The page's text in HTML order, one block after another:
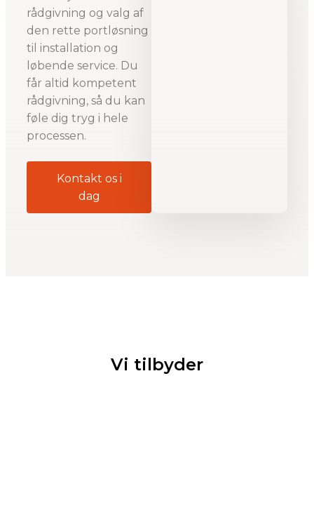
rådgivning og valg af
den rette portløsning
til installation og
løbende service. Du
får altid kompetent
rådgivning, så du kan
føle dig tryg i hele
processen.
Kontakt os i
dag
Vi tilbyder